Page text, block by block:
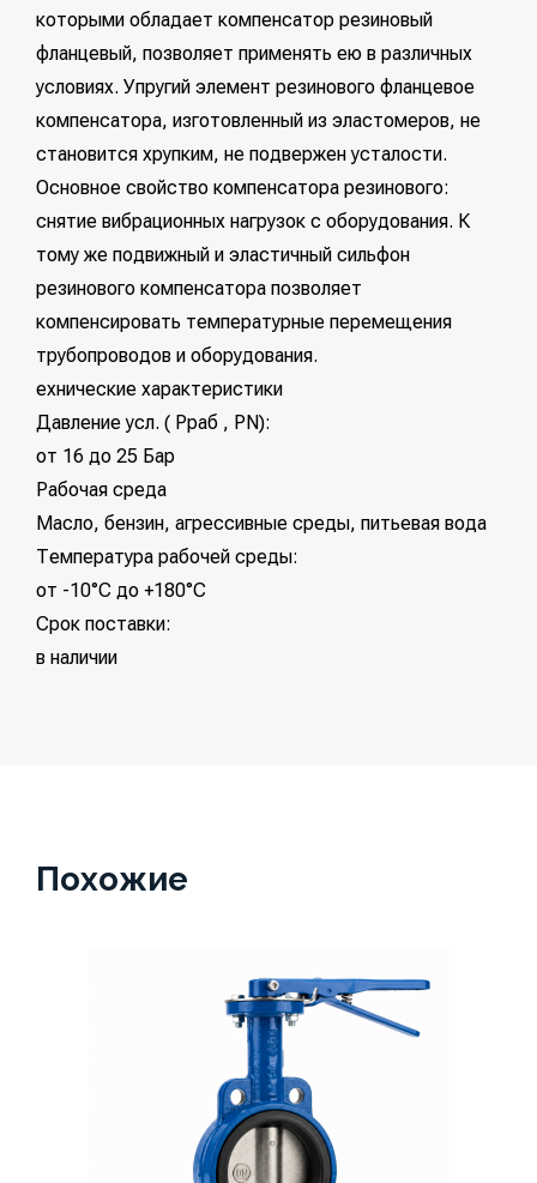
которыми обладает компенсатор резиновый
фланцевый, позволяет применять ею в различных
условиях. Упругий элемент резинового фланцевое
компенсатора, изготовленный из эластомеров, не
становится хрупким, не подвержен усталости.
Основное свойство компенсатора резинового:
снятие вибрационных нагрузок с оборудования. К
тому же подвижный и эластичный сильфон
резинового компенсатора позволяет
компенсировать температурные перемещения
трубопроводов и оборудования.
ехнические характеристики
Давление усл. ( Рраб , PN):
от 16 до 25 Бар
Рабочая среда
Масло, бензин, агрессивные среды, питьевая вода
Температура рабочей среды:
от -10°С до +180°С
Срок поставки:
в наличии
Похожие